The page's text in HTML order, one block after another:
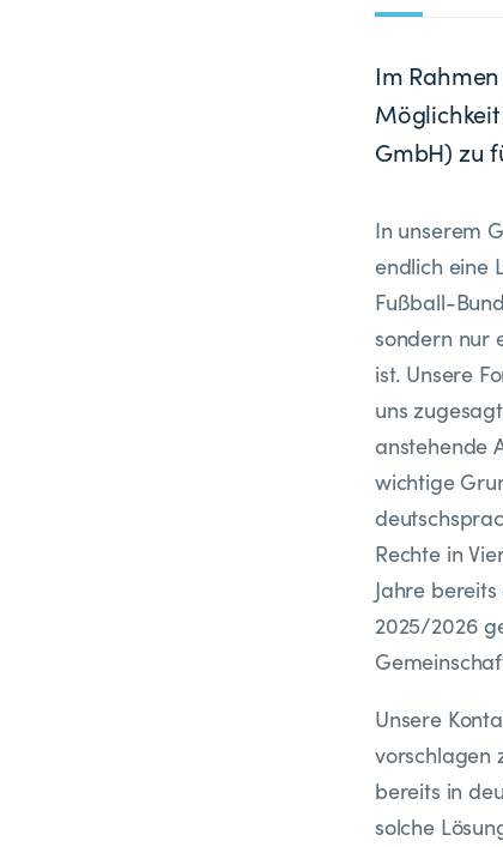
Im
GmbH) zu
In unserem
endlich eine
Fußball-
sondern nur
ist. Unsere
uns
anstehende
wichtige
Rechte in
Jahre
2025/2026
Unsere
vorschlagen
bereits in
solche